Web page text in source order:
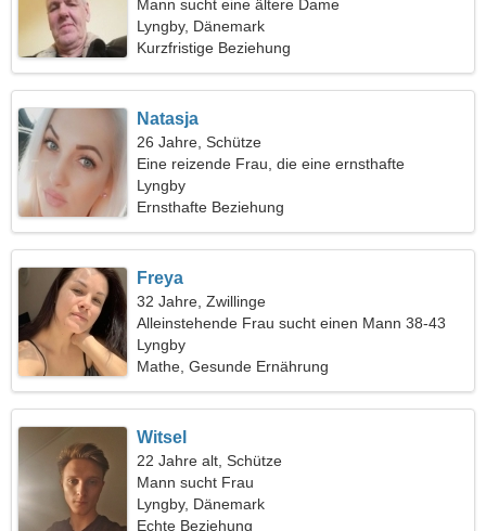
Mann sucht eine ältere Dame
Lyngby, Dänemark
Kurzfristige Beziehung
Natasja
26 Jahre, Schütze
Eine reizende Frau, die eine ernsthafte
Beziehung sucht
Lyngby
Ernsthafte Beziehung
Freya
32 Jahre, Zwillinge
Alleinstehende Frau sucht einen Mann 38-43
Lyngby
Mathe, Gesunde Ernährung
Witsel
22 Jahre alt, Schütze
Mann sucht Frau
Lyngby, Dänemark
Echte Beziehung